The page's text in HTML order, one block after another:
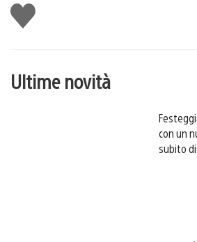
Mi
piace
Ultime novità
con un
subito